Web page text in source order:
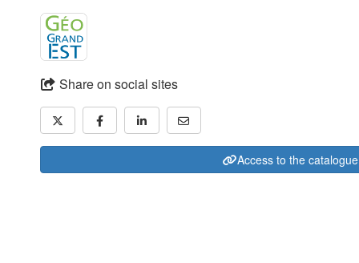
Share on social sites
Access to the catalogue